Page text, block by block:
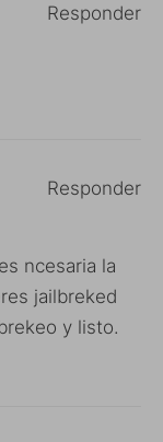
Responder
ncesaria la
jailbreked
y listo.
Responder